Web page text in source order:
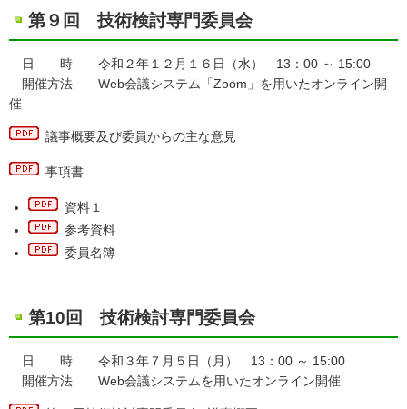
第９回 技術検討専門委員会
日 時 令和２年１２月１６日（水） 13：00 ～ 15:00
開催方法 Web会議システム「Zoom」を用いたオンライン開
催
議事概要及び委員からの主な意見
事項書
資料１
参考資料
委員名簿
第10回 技術検討専門委員会
日 時 令和３年７月５日（月） 13：00 ～ 15:00
開催方法 Web会議システムを用いたオンライン開催